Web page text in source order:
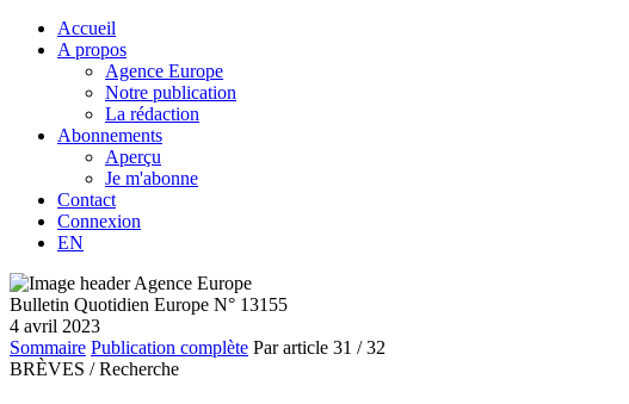
Accueil
A propos
Agence Europe
Notre publication
La rédaction
Abonnements
Aperçu
Je m'abonne
Contact
Connexion
EN
Bulletin Quotidien Europe N° 13155
4 avril 2023
Sommaire Publication complète Par article 31 / 32
BRÈVES / Recherche